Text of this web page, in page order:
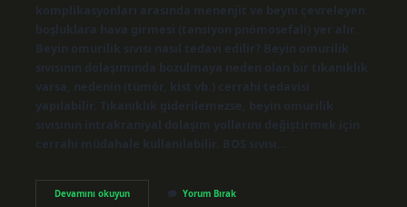
komplikasyonları arasında menenjit ve beyni çevreleyen
boşluklara hava girmesi (tansiyon pnömosefali) yer alır.
Beyin omurilik sıvısı nasıl tedavi edilir? Beyin omurilik
sıvısının dolaşımında bozulmaya neden olan bir tıkanıklık
varsa, nedenin (tümör, kist vb.) cerrahi tedavisi
yapılabilir. Tıkanıklık giderilemezse, beyin omurilik
sıvısının intrakraniyal dolaşım yollarını değiştirmek için
cerrahi müdahale kullanılabilir. BOS sıvısı…
Devamını okuyunBos
Yorum Bırak